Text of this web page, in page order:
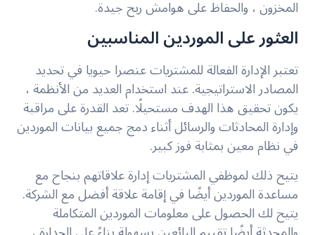
المخزون ، والحفاظ على هوامش ربح جيدة.
العثور على الموردين المناسبين
تعتبر الإدارة الفعالة للمشتريات عنصرا حيويا في تحديد
المصادر الاستراتيجية. عند استخدام العديد من الأنظمة ،
يكون تحقيق هذا الهدف مستحيلًا. تعد القدرة على مراقبة
وإدارة المحادثات والرسائل أثناء دمج جميع بيانات الموردين
في نظام معين بمثابة فوز كبير.
يتيح ذلك لموظفي المشتريات إدارة علاقاتهم بنجاح مع
مساعدة الموردين أيضًا في إقامة علاقة أفضل مع الشركة.
يتيح لك الحصول على معلومات الموردين المتكاملة